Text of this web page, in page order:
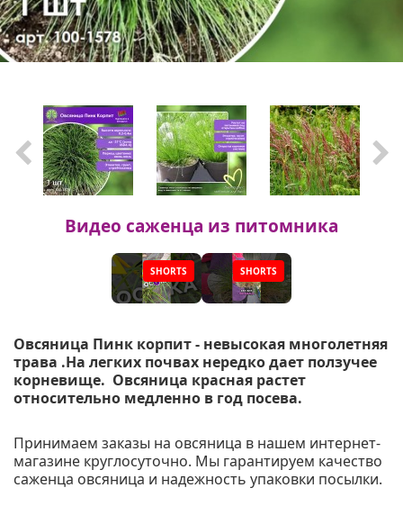
Видео саженца из питомника
SHORTS SHORTS
Овсяница Пинк корпит - невысокая многолетняя
трава .На легких почвах нередко дает ползучее
корневище. Овсяница красная растет
относительно медленно в год посева.
Принимаем заказы на овсяница в нашем интернет-
магазине круглосуточно. Мы гарантируем качество
саженца овсяница и надежность упаковки посылки.